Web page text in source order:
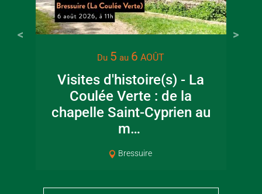
Du 5 au 6 AOÛT
Visites d'histoire(s) - La
Coulée Verte : de la
chapelle Saint-Cyprien au
m…
Bressuire